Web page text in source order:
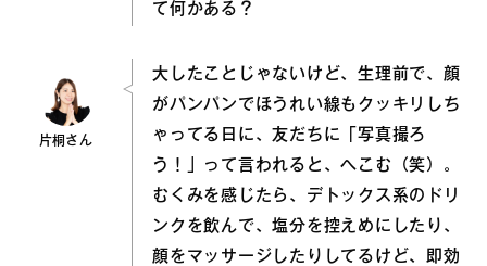
て何かある？
片桐さん
大したことじゃないけど、生理前で、顔
がパンパンでほうれい線もクッキリしち
ゃってる日に、友だちに「写真撮ろ
う！」って言われると、へこむ（笑）。
むくみを感じたら、デトックス系のドリ
ンクを飲んで、塩分を控えめにしたり、
顔をマッサージしたりしてるけど、即効